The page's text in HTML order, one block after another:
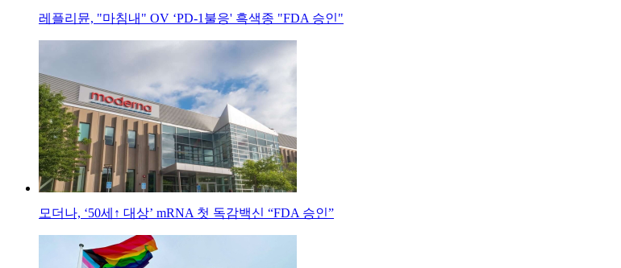
레플리뮨, "마침내" OV ‘PD-1불응' 흑색종 "FDA 승인"
모더나, ‘50세↑ 대상’ mRNA 첫 독감백신 “FDA 승인”